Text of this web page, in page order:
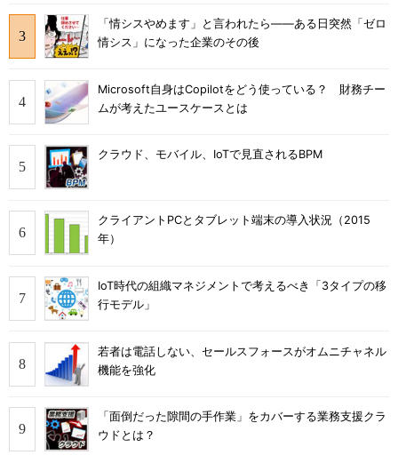
「情シスやめます」と言われたら――ある日突然「ゼロ
情シス」になった企業のその後
Microsoft自身はCopilotをどう使っている？ 財務チー
ムが考えたユースケースとは
クラウド、モバイル、IoTで見直されるBPM
クライアントPCとタブレット端末の導入状況（2015
年）
IoT時代の組織マネジメントで考えるべき「3タイプの移
行モデル」
若者は電話しない、セールスフォースがオムニチャネル
機能を強化
「面倒だった隙間の手作業」をカバーする業務支援クラ
ウドとは？